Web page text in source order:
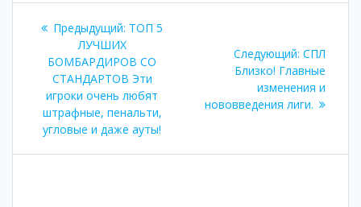
Навигация
записям
Предыдущий: Предыдущая
ТОП 5
ЛУЧШИХ
БОМБАРДИРОВ СО
СТАНДАРТОВ Эти
игроки очень любят
штрафные, пенальти,
угловые и даже ауты!
Следующий:
запись:
СПЛ
Близко! Главные
изменения и
нововведения лиги.